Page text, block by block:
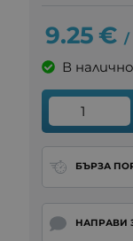
9.25 € /
В
БЪРЗА
НАПРАВИ